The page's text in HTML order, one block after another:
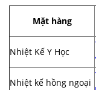
Mặt hàng
Nhiệt Kế Y Học
Nhiệt kế hồng ngoại